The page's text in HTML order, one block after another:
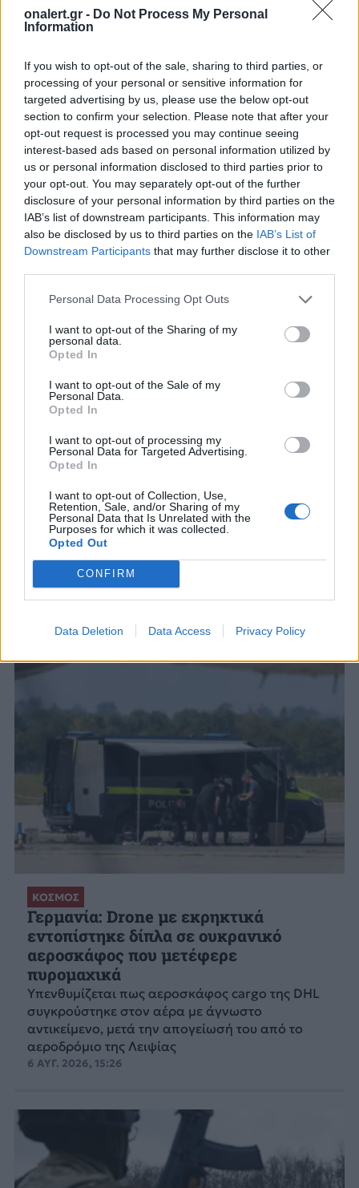
onalert.gr - Do Not Process My Personal
Information
If you wish to opt-out of the sale, sharing to third parties, or
processing of your personal or sensitive information for
targeted advertising by us, please use the below opt-out
section to confirm your selection. Please note that after your
opt-out request is processed you may continue seeing
interest-based ads based on personal information utilized by
us or personal information disclosed to third parties prior to
your opt-out. You may separately opt-out of the further
disclosure of your personal information by third parties on the
IAB’s list of downstream participants. This information may
also be disclosed by us to third parties on the IAB’s List of
Downstream Participants that may further disclose it to other
Personal Data Processing Opt Outs
I want to opt-out of the Sharing of my
personal data.
Opted In
I want to opt-out of the Sale of my
Personal Data.
Opted In
I want to opt-out of processing my
Personal Data for Targeted Advertising.
Opted In
I want to opt-out of Collection, Use,
Retention, Sale, and/or Sharing of my
Personal Data that Is Unrelated with the
Purposes for which it was collected.
Opted Out
CONFIRM
Data Deletion Data Access Privacy Policy
ΣΧΕΤΙΚΑ ΑΡΘΡΑ
Ευρωπαίος επίτροπος για Θέουτα: Η ΕΕ
είναι ευάλωτη αν οι συνοριακοί
έλεγχοι εξαρτώνται από την καλή
θέληση γειτονικών χωρών
Ο πρόεδρος της Θέουτα ανέφερε ότι περίπου
100 άνθρωποι έχασαν τη ζωή τους
ΚΟΣΜΟΣ
Γερμανία: Drone με εκρηκτικά
εντοπίστηκε δίπλα σε ουκρανικό
αεροσκάφος που μετέφερε
πυρομαχικά
Υπενθυμίζεται πως αεροσκάφος cargo της DHL
συγκρούστηκε στον αέρα με άγνωστο
αντικείμενο, μετά την απογείωσή του από το
αεροδρόμιο της Λειψίας
6 ΑΥΓ. 2026, 15:26